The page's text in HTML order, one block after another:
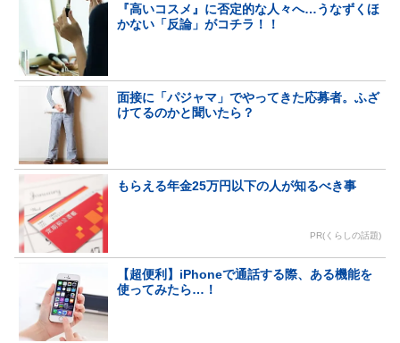
『高いコスメ』に否定的な人々へ…うなずくほ
かない「反論」がコチラ！！
面接に「パジャマ」でやってきた応募者。ふざ
けてるのかと聞いたら？
もらえる年金25万円以下の人が知るべき事
PR(くらしの話題)
【超便利】iPhoneで通話する際、ある機能を
使ってみたら…！